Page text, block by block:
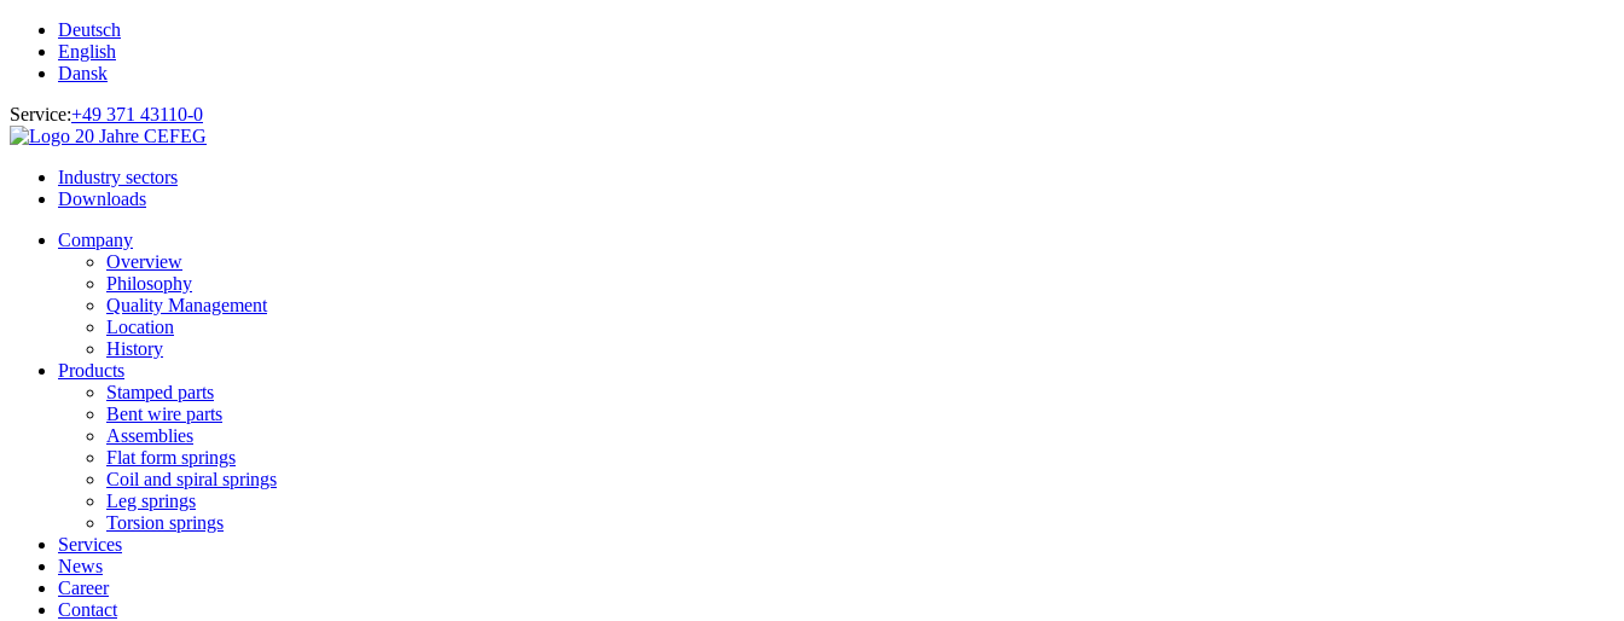
Deutsch
English
Dansk
Service:+49 371 43110-0
Industry sectors
Downloads
Company
Overview
Philosophy
Quality Management
Location
History
Products
Stamped parts
Bent wire parts
Assemblies
Flat form springs
Coil and spiral springs
Leg springs
Torsion springs
Services
News
Career
Contact